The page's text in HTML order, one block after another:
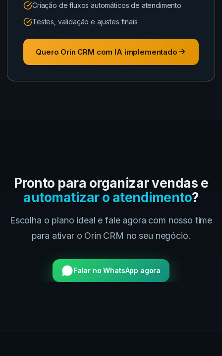
Criação de fluxos automáticos de atendimento
Testes, validação e ajustes finais
Quero Orin CRM com IA implementado
Pronto para organizar vendas e
automatizar o atendimento?
Escolha o plano ideal e fale agora com nosso time
para ativar o Orin CRM no seu negócio.
Falar no WhatsApp agora